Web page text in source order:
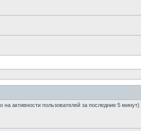
на активности пользователей за последние 5 минут)